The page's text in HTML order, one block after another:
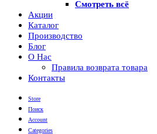
Смотреть всё
Акции
Каталог
Производство
Блог
О Нас
Правила возврата товара
Контакты
Store
Поиск
Account
Categories